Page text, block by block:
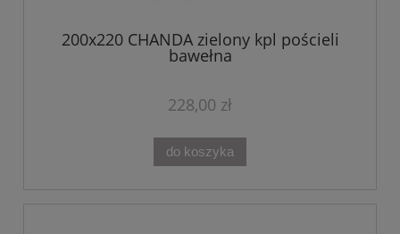
200x220 CHANDA zielony kpl pościeli
bawełna
228,00 zł
do koszyka